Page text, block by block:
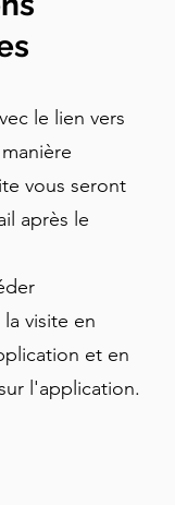
l'histoire,
cachés, cette
dans la vieille
Guggenheim.
des
et
un chien géant
une araignée
remplie
juste assez de
captivante.
arrêtez-vous
profitez de la
se déploie le long
le lien vers
vous seront
après le
visite en
et en
l'application.